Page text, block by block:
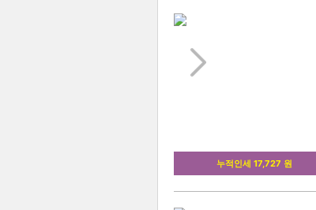
누적인세 17,727 원